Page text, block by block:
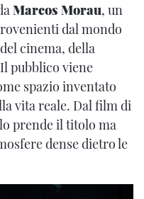
Marcos Morau, un
dal mondo
cinema, della
pubblico viene
spazio inventato
vita reale. Dal film di
prende il titolo ma
dense dietro le